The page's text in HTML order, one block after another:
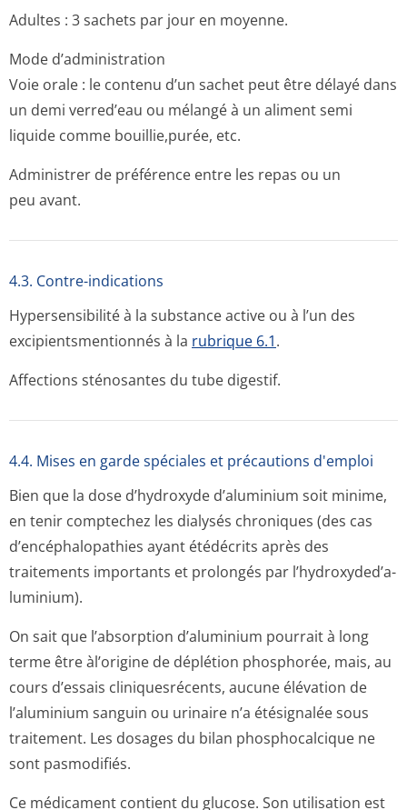
Adultes : 3 sachets par jour en moyenne.
Mode d’administration
Voie orale : le contenu d’un sachet peut être délayé dans
un demi verred’eau ou mélangé à un aliment semi
liquide comme bouillie,puré­e, etc.
Administrer de préférence entre les repas ou un
peu avant.
4.3. Contre-indications
Hypersensibilité à la substance active ou à l’un des
excipientsmen­tionnés à la rubrique 6.1.
Affections sténosantes du tube digestif.
4.4. Mises en garde spéciales et précautions d'emploi
Bien que la dose d’hydroxyde d’aluminium soit minime,
en tenir comptechez les dialysés chroniques (des cas
d’encéphalopathies ayant étédécrits après des
traitements importants et prolongés par l’hydroxyded’a­
luminium).
On sait que l’absorption d’aluminium pourrait à long
terme être àl’origine de déplétion phosphorée, mais, au
cours d’essais cliniquesrécents, aucune élévation de
l’aluminium sanguin ou urinaire n’a étésignalée sous
traitement. Les dosages du bilan phosphocalcique ne
sont pasmodifiés.
Ce médicament contient du glucose. Son utilisation est